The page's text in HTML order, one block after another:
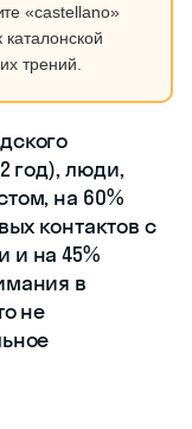
«castellano»
трений.
год), люди,
на 60%
контактов с
и на 45%
в
не